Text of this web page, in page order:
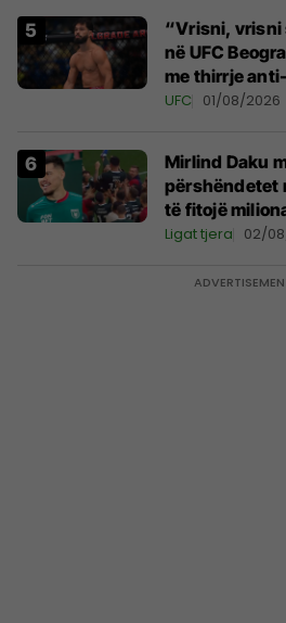
“Vrisni, vrisni
në UFC
me thirrje
tribunat
UFC 01/08/2026
Mirlind Daku
përshëndetet
të fitojë
Ligat tjera 02/